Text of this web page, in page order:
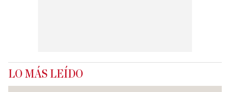
LO MÁS LEÍDO